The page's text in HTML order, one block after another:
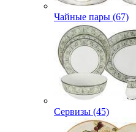
Чайные пары (67)
Сервизы (45)